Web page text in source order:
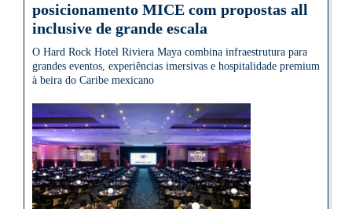
posicionamento MICE com propostas all
inclusive de grande escala
O Hard Rock Hotel Riviera Maya combina infraestrutura para
grandes eventos, experiências imersivas e hospitalidade premium
à beira do Caribe mexicano